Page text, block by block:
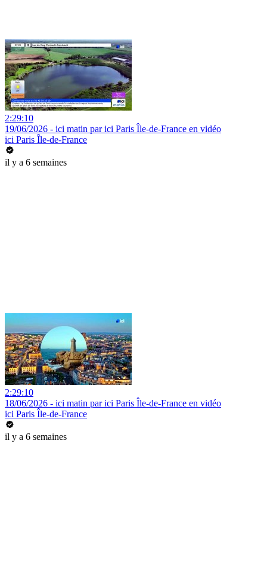
2:29:10
19/06/2026 - ici matin par ici Paris Île-de-France en vidéo
ici Paris Île-de-France
il y a 6 semaines
2:29:10
18/06/2026 - ici matin par ici Paris Île-de-France en vidéo
ici Paris Île-de-France
il y a 6 semaines